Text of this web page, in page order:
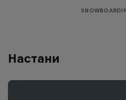
Настани